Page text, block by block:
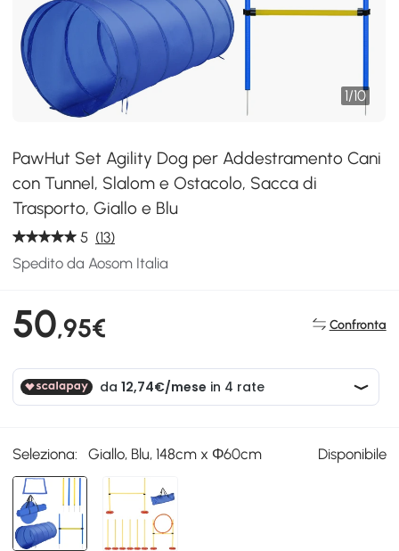
1/10
PawHut Set Agility Dog per Addestramento Cani
con Tunnel, Slalom e Ostacolo, Sacca di
Trasporto, Giallo e Blu
5 (13)
Spedito da Aosom Italia
50,95€ Confronta
Seleziona: Giallo, Blu, 148cm x Φ60cm Disponibile